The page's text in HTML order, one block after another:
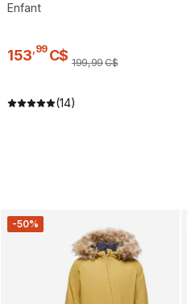
Enfant
153,99 C$ 199,99C$
(14)
-50%